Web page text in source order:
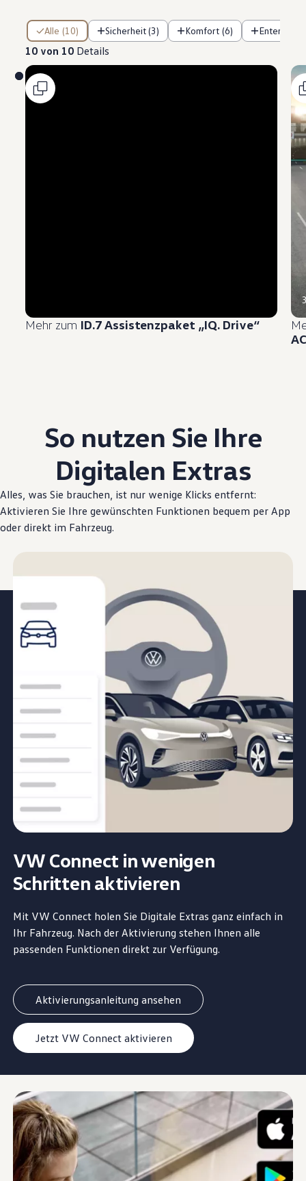
Alle (10) Sicherheit (3) Komfort (6)
10 von 10 Details
10 von 10 Details
Mehr zum ID.7 Assistenzpaket „IQ. Drive“
So nutzen Sie Ihre
Digitalen Extras
Alles, was Sie brauchen, ist nur wenige Klicks entfernt:
Aktivieren Sie Ihre gewünschten Funktionen bequem per App
oder direkt im Fahrzeug.
VW Connect in wenigen
Schritten aktivieren
Mit VW Connectholen Sie Digitale Extras ganz einfach in
Ihr Fahrzeug. Nach der Aktivierung stehen Ihnen alle
passenden Funktionen direkt zur Verfügung.
Aktivierungsanleitung ansehen
Jetzt VW Connect aktivieren